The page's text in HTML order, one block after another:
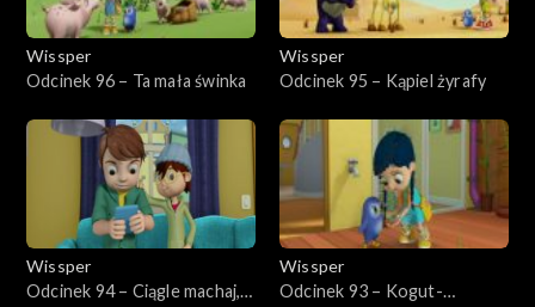
Wissper
Odcinek 96 – Ta mała świnka
Wissper
Odcinek 95 – Kąpiel żyrafy
Wissper
Odcinek 94 – Ciągle machaj,
Wissper
Odcinek 93 – Kogut-